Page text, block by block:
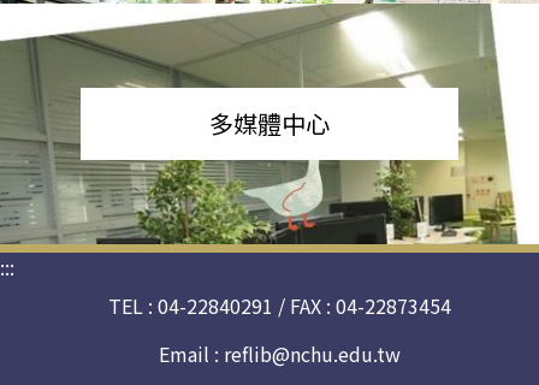
多媒體中心
:::
TEL : 04-22840291 / FAX : 04-22873454
Email : reflib@nchu.edu.tw